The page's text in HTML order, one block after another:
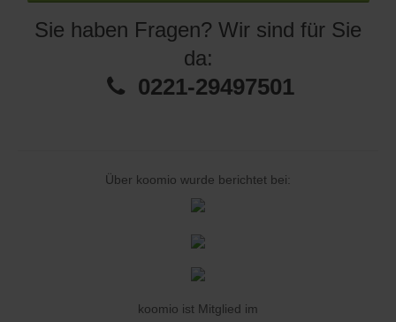
Sie haben Fragen? Wir sind für Sie
da:
0221-29497501
Über koomio wurde berichtet bei:
koomio ist Mitglied im